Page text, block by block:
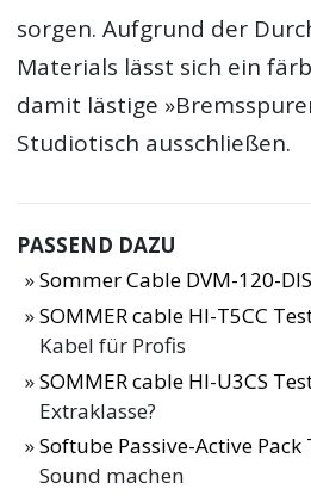
sorgen. Aufgrund der
Materials lässt sich ein
damit lästige
Studiotisch ausschließen.
PASSEND DAZU
Sommer Cable DVM-120-
SOMMER cable HI-T5CC
Kabel für Profis
SOMMER cable HI-U3CS
Extraklasse?
Softube Passive-Active Pack
Sound machen